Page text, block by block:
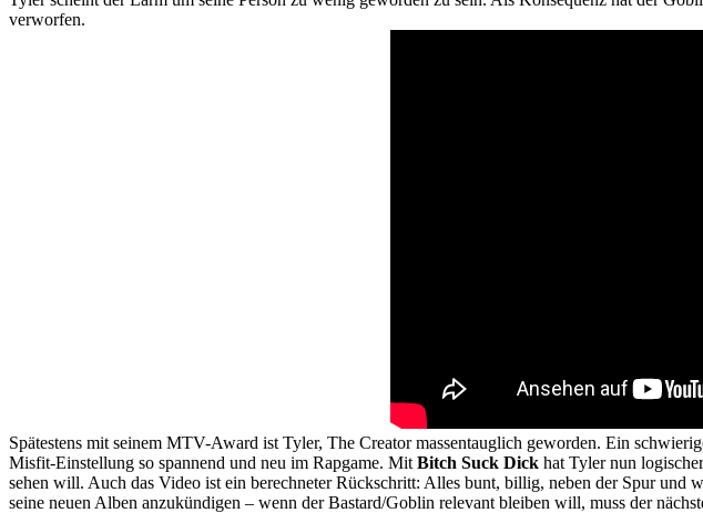
verworfen.
Spätestens mit seinem MTV-Award ist Tyler, The Creator massentauglich geworden. Ein
Misfit-Einstellung so spannend und neu im Rapgame. Mit Bitch Suck Dick hat Tyler nun
sehen will. Auch das Video ist ein berechneter Rückschritt: Alles bunt, billig, neben der Spur und
seine neuen Alben anzukündigen – wenn der Bastard/Goblin relevant bleiben will, muss der